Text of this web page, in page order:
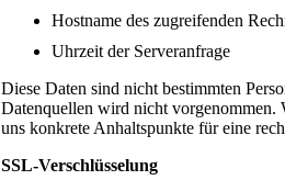
Hostname des zugreifenden
Uhrzeit der Serveranfrage
Diese Daten sind nicht bestimmten
Datenquellen wird nicht vorgenommen.
uns konkrete Anhaltspunkte für eine
SSL-Verschlüsselung